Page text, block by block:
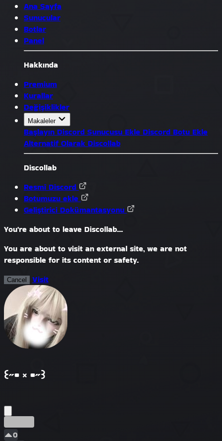
Ana Sayfa
Sunucular
Botlar
Panel
Hakkında
Premium
Kurallar
Değişiklikler
Makaleler
Başlayın Discord Sunucusu Ekle Discord Botu Ekle
Alternatif Olarak Discollab
Discollab
Resmî Discord
Botumuzu ekle
Geliştirici Dokümantasyonu
You're about to leave Discollab...
You are about to visit an external site, we are not
responsible for its content or safety.
Cancel Visit
꒰˶• ༝ •˶꒱
0